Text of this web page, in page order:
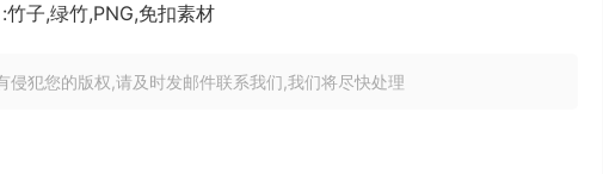
竹子,绿竹,PNG,免扣素材
犯您的版权,请及时发邮件联系我们,我们将尽快处理